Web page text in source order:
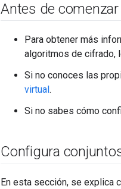
Antes de comenzar
Para obtener más
algoritmos de cifrado,
Si no conoces las
virtual.
Si no sabes cómo
Configura
En esta sección, se explica